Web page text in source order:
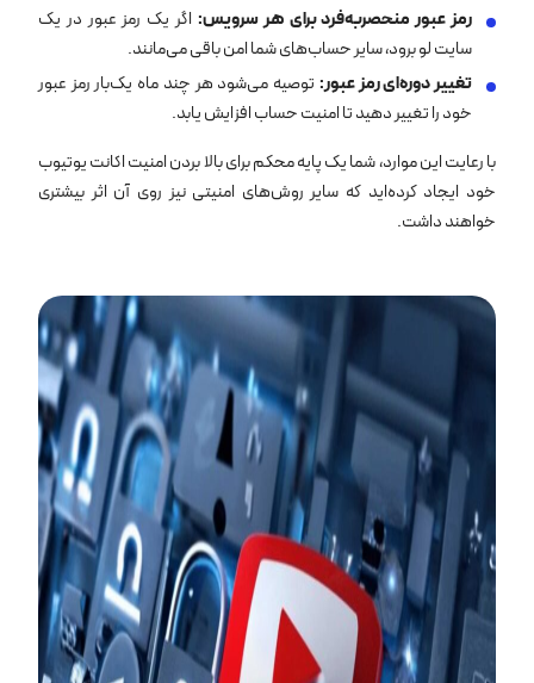
رمز عبور منحصربه‌فرد برای هر سرویس: اگر یک رمز عبور در یک
سایت لو برود، سایر حساب‌های شما امن باقی می‌مانند.
تغییر دوره‌ای رمز عبور: توصیه می‌شود هر چند ماه یک‌بار رمز عبور
خود را تغییر دهید تا امنیت حساب افزایش یابد.
با رعایت این موارد، شما یک پایه محکم برای بالا بردن امنیت اکانت یوتیوب
خود ایجاد کرده‌اید که سایر روش‌های امنیتی نیز روی آن اثر بیشتری
خواهند داشت.